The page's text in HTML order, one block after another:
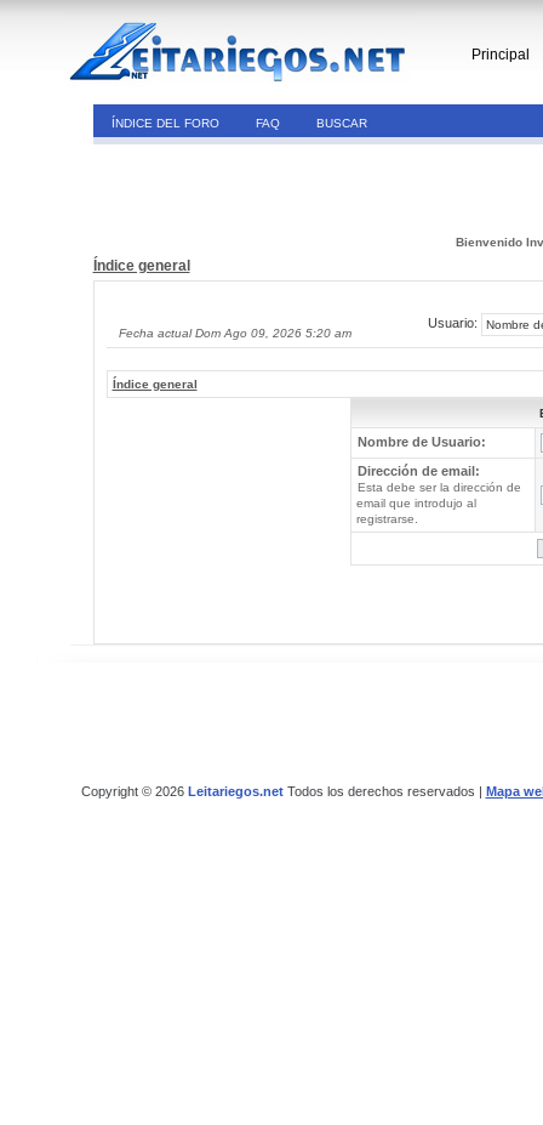
Principal
ÍNDICE DEL FORO FAQ BUSCAR
Bienvenido
Índice general
Fecha actual Dom Ago 09, 2026 5:20 am
Usuario:
Índice general
Nombre de Usuario:
Dirección de email:
Esta debe ser la dirección de
email que introdujo al
registrarse.
Copyright © 2026 Leitariegos.netTodos los derechos reservados | Mapa